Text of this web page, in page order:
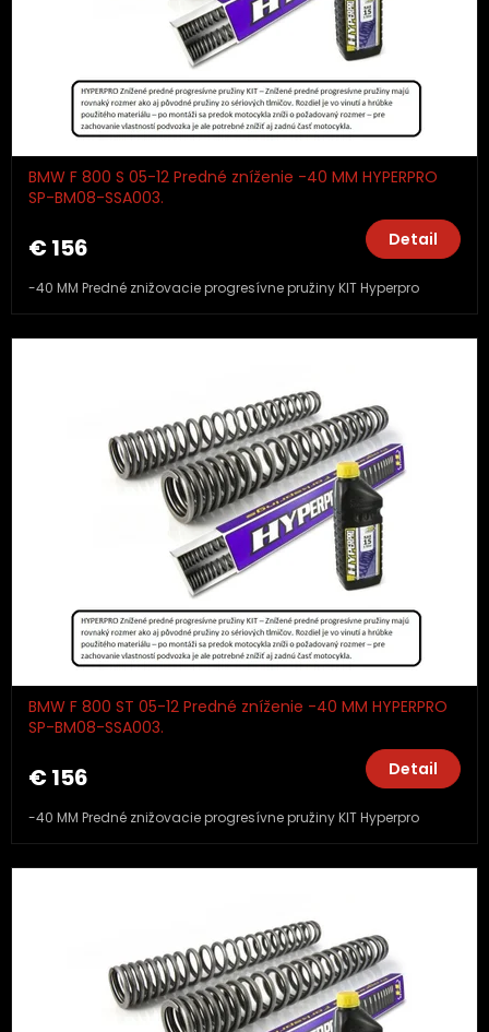
BMW F 800 S 05-12 Predné zníženie -40 MM HYPERPRO
SP-BM08-SSA003.
€ 156 Detail
-40 MM Predné znižovacie progresívne pružiny KIT Hyperpro
BMW F 800 ST 05-12 Predné zníženie -40 MM HYPERPRO
SP-BM08-SSA003.
€ 156 Detail
-40 MM Predné znižovacie progresívne pružiny KIT Hyperpro